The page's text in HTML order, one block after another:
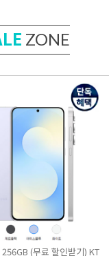
ZONE
(무료 할인받기) KT